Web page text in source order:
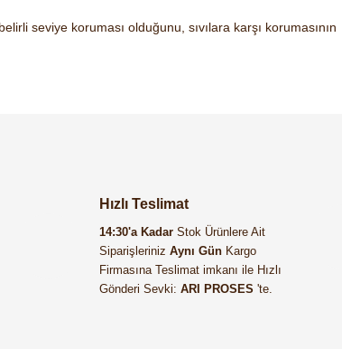
seviye koruması olduğunu, sıvılara karşı korumasının
Hızlı Teslimat
14:30'a Kadar Stok Ürünlere Ait
Siparişleriniz Aynı Gün Kargo
Firmasına Teslimat imkanı ile Hızlı
Gönderi Sevki: ARI PROSES 'te.